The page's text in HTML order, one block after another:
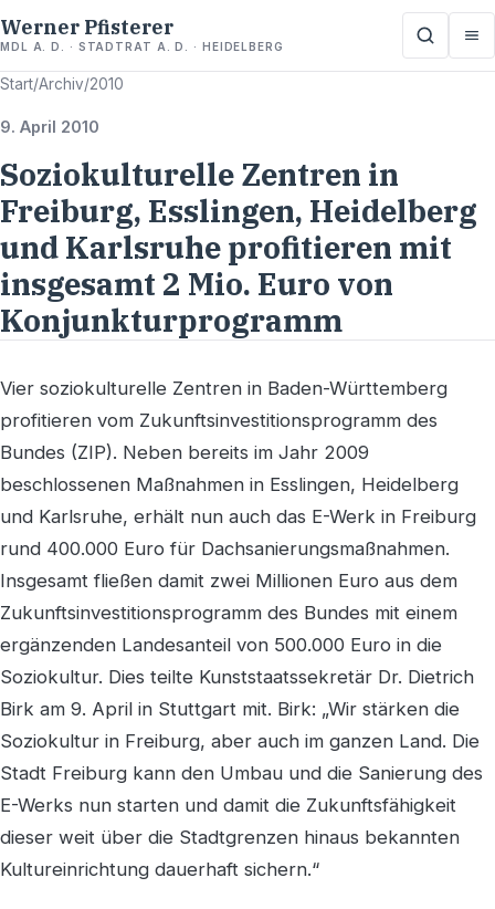
Werner Pfisterer
MDL A. D. · STADTRAT A. D. · HEIDELBERG
Start/Archiv/2010
9. April 2010
Soziokulturelle Zentren in
Freiburg, Esslingen, Heidelberg
und Karlsruhe profitieren mit
insgesamt 2 Mio. Euro von
Konjunkturprogramm
Vier soziokulturelle Zentren in Baden-Württemberg
profitieren vom Zukunftsinvestitionsprogramm des
Bundes (ZIP). Neben bereits im Jahr 2009
beschlossenen Maßnahmen in Esslingen, Heidelberg
und Karlsruhe, erhält nun auch das E-Werk in Freiburg
rund 400.000 Euro für Dachsanierungsmaßnahmen.
Insgesamt fließen damit zwei Millionen Euro aus dem
Zukunftsinvestitionsprogramm des Bundes mit einem
ergänzenden Landesanteil von 500.000 Euro in die
Soziokultur. Dies teilte Kunststaatssekretär Dr. Dietrich
Birk am 9. April in Stuttgart mit. Birk: „Wir stärken die
Soziokultur in Freiburg, aber auch im ganzen Land. Die
Stadt Freiburg kann den Umbau und die Sanierung des
E-Werks nun starten und damit die Zukunftsfähigkeit
dieser weit über die Stadtgrenzen hinaus bekannten
Kultureinrichtung dauerhaft sichern.“